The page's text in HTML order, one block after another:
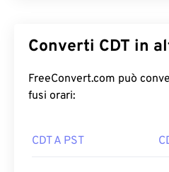
Converti CDT in
FreeConvert.com può
fusi orari:
CDT A PST